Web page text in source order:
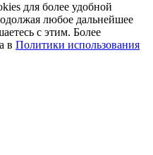
для более удобной
любое дальнейшее
с этим. Более
в Политики использования